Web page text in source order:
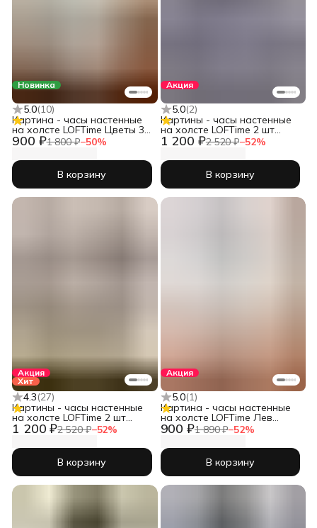
Новинка
5.0(10)
900 ₽1 800 ₽−50%
Картина - часы настенные
на холсте LOFTime Цветы 3D
бел мрамор
В корзину
Акция
5.0(2)
1 200 ₽2 520 ₽−52%
Картины - часы настенные
на холсте LOFTime 2 шт
30Х40 ДЕВУШКИ ЧЕРН ЗОЛ
Ч-623-3040
В корзину
Акция
Хит
4.3(27)
1 200 ₽2 520 ₽−52%
Картины - часы настенные
на холсте LOFTime 2 шт
ДЕВУШКА АБСТРАКЦИЯ
СЕР ЗОЛ 3 30Х40 Ч-556-
3040
В корзину
Акция
5.0(1)
900 ₽1 890 ₽−52%
Картина - часы настенные
на холсте LOFTime Лев
львица беж
В корзину